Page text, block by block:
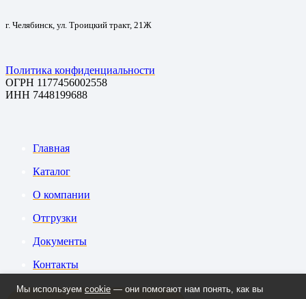
г. Челябинск, ул. Троицкий тракт, 21Ж
Политика конфиденциальности
ОГРН 1177456002558
ИНН 7448199688
Главная
Каталог
О компании
Отгрузки
Документы
Контакты
Мы используем cookie — они помогают нам понять, как вы